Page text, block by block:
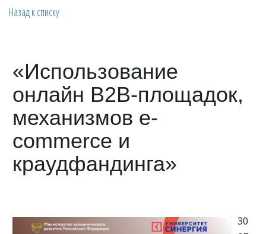
Назад к списку
«Использование
онлайн B2B-площадок,
механизмов e-
commerce и
краудфандинга»
30